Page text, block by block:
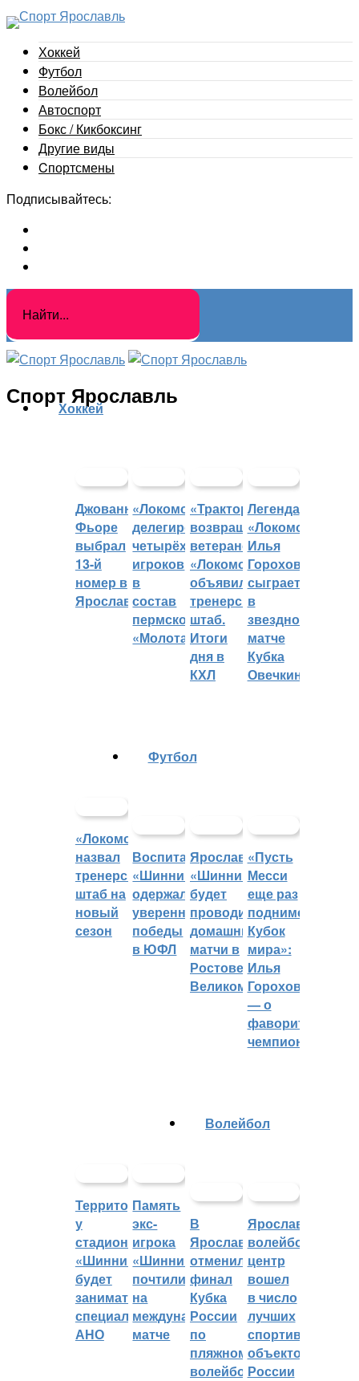
Хоккей
Футбол
Волейбол
Автоспорт
Бокс / Кикбоксинг
Другие виды
Cпортсмены
Подписывайтесь:
Спорт Ярославль
Хоккей
Джованни
Фьоре
выбрал
13-й
номер в
Ярославле
«Локомотив»
делегировал
четырёх
игроков
в
состав
пермского
«Молота»
«Трактор»
возвращает
ветеранов,
«Локомотив»
объявил
тренерский
штаб.
Итоги
дня в
КХЛ
Легенда
«Локомотива»
Илья
Горохов
сыграет
в
звездном
матче
Кубка
Овечкина
«Локомотив»
назвал
тренерский
штаб на
новый
сезон
Футбол
Воспитанники
«Шинника»
одержали
уверенные
победы
в ЮФЛ
Ярославский
«Шинник»
будет
проводить
домашние
матчи в
Ростове
Великом
«Пусть
Месси
еще раз
поднимет
Кубок
мира»:
Илья
Горохов
— о
фаворитах
чемпионата
Территорией
у
стадиона
«Шинник»
будет
заниматься
специальное
АНО
Память
экс-
игрока
«Шинника»
почтили
на
международном
матче
Волейбол
В
Ярославле
отменили
финал
Кубка
России
по
пляжному
волейболу
Ярославский
волейбольный
центр
вошел
в число
лучших
спортивных
объектов
России